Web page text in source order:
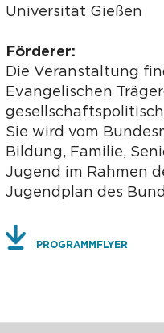
Universität Gießen
Förderer:
Die Veranstaltung
Evangelischen
Sie wird vom
Bildung, Familie,
Jugend im Rahmen
Jugendplan des
PROGRAMMFLYER